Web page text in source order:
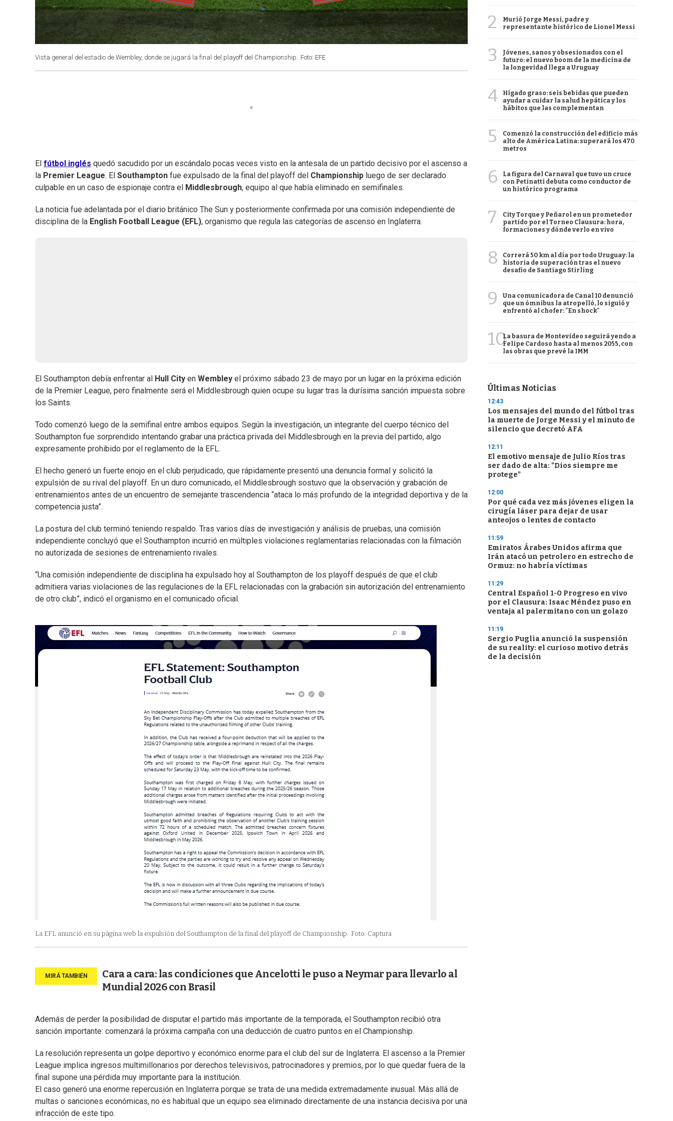
Vista general del estadio de Wembley, donde se jugará la final del playoff del Championship. Foto: EFE
El fútbol inglés quedó sacudido por un escándalo pocas veces visto en la antesala de un partido decisivo por el ascenso a
la Premier League. El Southampton fue expulsado de la final del playoff del Championship luego de ser declarado
culpable en un caso de espionaje contra el
Middlesbrough, equipo al que había eliminado en semifinales.
La noticia fue adelantada por el diario británico The Sun y posteriormente confirmada por una comisión independiente de
disciplina de la English Football League (EFL), organismo que regula las categorías de ascenso en Inglaterra.
El Southampton debía enfrentar al Hull City en Wembley el próximo sábado 23 de mayo por un lugar en la próxima edición
de la Premier League, pero finalmente será el Middlesbrough quien ocupe su lugar tras la durísima sanción impuesta sobre
los Saints.
Todo comenzó luego de la semifinal entre ambos equipos. Según la investigación, un integrante del cuerpo técnico del
Southampton fue sorprendido intentando grabar una práctica privada del Middlesbrough en la previa del partido, algo
expresamente prohibido por el reglamento de la EFL.
El hecho generó un fuerte enojo en el club perjudicado, que rápidamente presentó una denuncia formal y solicitó la
expulsión de su rival del playoff. En un duro comunicado, el Middlesbrough sostuvo que la observación y grabación de
entrenamientos antes de un encuentro de semejante trascendencia “ataca lo más profundo de la integridad deportiva y de la
competencia justa”.
La postura del club terminó teniendo respaldo. Tras varios días de investigación y análisis de pruebas, una comisión
independiente concluyó que el Southampton incurrió en múltiples violaciones reglamentarias relacionadas con la filmación
no autorizada de sesiones de entrenamiento rivales.
“Una comisión independiente de disciplina ha expulsado hoy al Southampton de los playoff después de que el club
admitiera varias violaciones de las regulaciones de la EFL relacionadas con la grabación sin autorización del entrenamiento
de otro club”, indicó el organismo en el comunicado oficial.
La EFL anunció en su página web la expulsión del Southampton de la final del playoff de Championship. Foto: Captura
Cara a cara: las condiciones que Ancelotti le puso a Neymar para llevarlo al
Mundial 2026 con Brasil
Además de perder la posibilidad de disputar el partido más importante de la temporada, el Southampton recibió otra
sanción importante: comenzará la próxima campaña con una deducción de cuatro puntos en el Championship.
La resolución representa un golpe deportivo y económico enorme para el club del sur de Inglaterra. El ascenso a la Premier
League implica ingresos multimillonarios por derechos televisivos, patrocinadores y premios, por lo que quedar fuera de la
final supone una pérdida muy importante para la institución.
El caso generó una enorme repercusión en Inglaterra porque se trata de una medida extremadamente inusual. Más allá de
multas o sanciones económicas, no es habitual que un equipo sea eliminado directamente de una instancia decisiva por una
infracción de este tipo.
2
Murió Jorge Messi, padre y
representante histórico de Lionel Messi
3
Jóvenes, sanos y obsesionados con el
futuro: el nuevo boom de la medicina de
la longevidad llega a Uruguay
4
Hígado graso: seis bebidas que pueden
ayudar a cuidar la salud hepática y los
hábitos que las complementan
5
Comenzó la construcción del edificio más
alto de América Latina: superará los 470
metros
6
La figura del Carnaval que tuvo un cruce
con Petinatti debuta como conductor de
un histórico programa
7
City Torque y Peñarol en un prometedor
partido por el Torneo Clausura: hora,
formaciones y dónde verlo en vivo
8
Correrá 50 km al día por todo Uruguay: la
historia de superación tras el nuevo
desafío de Santiago Stirling
9
Una comunicadora de Canal 10 denunció
que un ómnibus la atropelló, lo siguió y
enfrentó al chofer: "En shock"
10La basura de Montevideo seguirá yendo a
Felipe Cardoso hasta al menos 2055, con
las obras que prevé la IMM
Últimas Noticias
12:43
Los mensajes del mundo del fútbol tras
la muerte de Jorge Messi y el minuto de
silencio que decretó AFA
12:11
El emotivo mensaje de Julio Ríos tras
ser dado de alta: "Dios siempre me
protege"
12:00
Por qué cada vez más jóvenes eligen la
cirugía láser para dejar de usar
anteojos o lentes de contacto
11:59
Emiratos Árabes Unidos afirma que
Irán atacó un petrolero en estrecho de
Ormuz: no habría víctimas
11:29
Central Español 1-0 Progreso en vivo
por el Clausura: Isaac Méndez puso en
ventaja al palermitano con un golazo
11:19
Sergio Puglia anunció la suspensión
de su reality: el curioso motivo detrás
de la decisión